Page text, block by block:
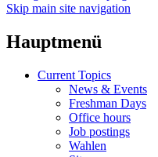
Skip main site navigation
Hauptmenü
Current Topics
News & Events
Freshman Days
Office hours
Job postings
Wahlen